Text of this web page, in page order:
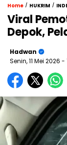
Home / HUKRIM /
Viral
Depok,
Hadwan
Senin, 11 Mei 2026 -